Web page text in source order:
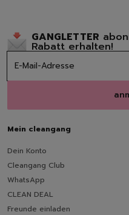
GANGLETTER
Rabatt erhalten!
Mein cleangang
Dein Konto
Cleangang Club
WhatsApp
CLEAN DEAL
Freunde einladen